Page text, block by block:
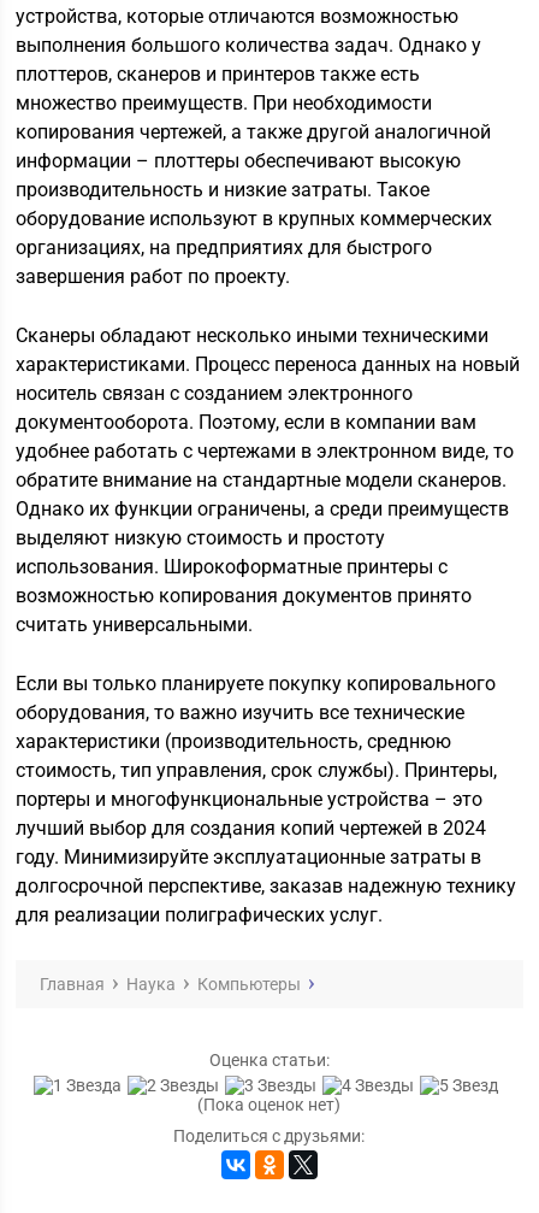
устройства, которые отличаются возможностью
выполнения большого количества задач. Однако у
плоттеров, сканеров и принтеров также есть
множество преимуществ. При необходимости
копирования чертежей, а также другой аналогичной
информации – плоттеры обеспечивают высокую
производительность и низкие затраты. Такое
оборудование используют в крупных коммерческих
организациях, на предприятиях для быстрого
завершения работ по проекту.
Сканеры обладают несколько иными техническими
характеристиками. Процесс переноса данных на новый
носитель связан с созданием электронного
документооборота. Поэтому, если в компании вам
удобнее работать с чертежами в электронном виде, то
обратите внимание на стандартные модели сканеров.
Однако их функции ограничены, а среди преимуществ
выделяют низкую стоимость и простоту
использования. Широкоформатные принтеры с
возможностью копирования документов принято
считать универсальными.
Если вы только планируете покупку копировального
оборудования, то важно изучить все технические
характеристики (производительность, среднюю
стоимость, тип управления, срок службы). Принтеры,
портеры и многофункциональные устройства – это
лучший выбор для создания копий чертежей в 2024
году. Минимизируйте эксплуатационные затраты в
долгосрочной перспективе, заказав надежную технику
для реализации полиграфических услуг.
Главная Наука Компьютеры
Оценка статьи:
(Пока оценок нет)
Поделиться с друзьями: